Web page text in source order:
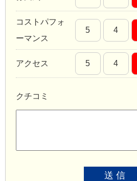
コストパフォ
ーマンス
5 4
アクセス 5 4
クチコミ
送 信